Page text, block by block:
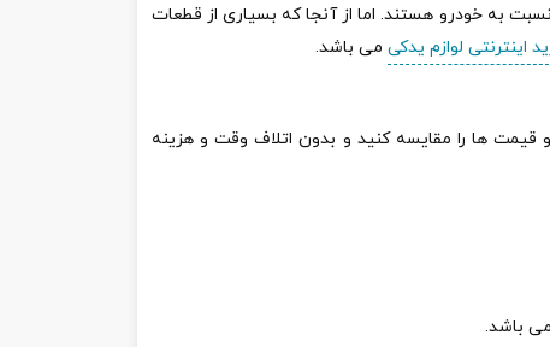
به خودرو هستند. اما از آنجا که بسیاری از قطعات
اینترنتی لوازم یدکی می باشد.
قیمت ها را مقایسه کنید و بدون اتلاف وقت و هزینه
می باشد.